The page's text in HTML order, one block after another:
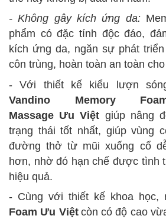
- Không gây kích ứng da:
phẩm có đặc tính độc đáo,
kích ứng da, ngăn sự phát
côn trùng, hoàn toàn an toàn
- Với thiết kế kiểu lượn
Vandino Memory
Massage Ưu Việt giúp nâng
trạng thái tốt nhất, giúp vùng
đường thở từ mũi xuống cổ
hơn, nhờ đó hạn chế được tình
hiệu quả.
- Cùng với thiết kế khoa học,
Foam Ưu Việt còncó độ cao